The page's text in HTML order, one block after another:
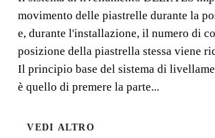
pavimenti che su pareti. Il
movimento delle piastrelle durante la
e, durante l'installazione, il numero di
posizione della piastrella stessa viene
Il principio base del sistema di
è quello di premere la parte...
VEDI ALTRO